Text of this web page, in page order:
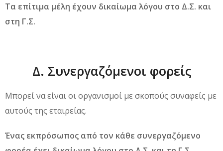
Τα επίτιμα μέλη έχουν δικαίωμα λόγου στο Δ.Σ. και
στη Γ.Σ.
Δ. Συνεργαζόμενοι φορείς
Μπορεί να είναι οι οργανισμοί με σκοπούς συναφείς με
αυτούς της εταιρείας.
Ένας εκπρόσωπος από τον κάθε συνεργαζόμενο